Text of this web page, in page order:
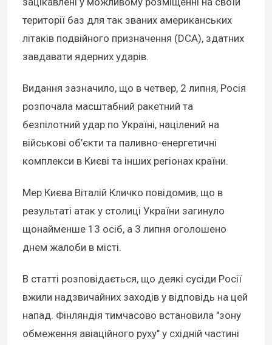
території баз для так званих американських
літаків подвійного призначення (DCA), здатних
завдавати ядерних ударів.
Видання зазначило, що в четвер, 2 липня, Росія
розпочала масштабний ракетний та
безпілотний удар по Україні, націлений на
військові об’єкти та паливно-енергетичні
комплекси в Києві та інших регіонах країни.
Мер Києва Віталій Кличко повідомив, що в
результаті атак у столиці України загинуло
щонайменше 13 осіб, а 3 липня оголошено
днем жалоби в місті.
В статті розповідається, що деякі сусіди Росії
вжили надзвичайних заходів у відповідь на цей
напад. Фінляндія тимчасово встановила "зону
обмеження авіаційного руху" у східній частині